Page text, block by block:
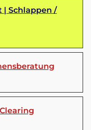
| Schlappen /